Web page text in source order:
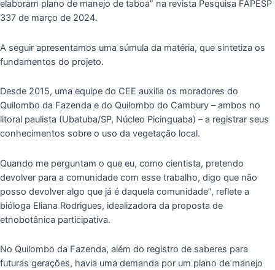
elaboram plano de manejo de taboa” na revista Pesquisa FAPESP
337 de março de 2024.
A seguir apresentamos uma súmula da matéria, que sintetiza os
fundamentos do projeto.
Desde 2015, uma equipe do CEE auxilia os moradores do
Quilombo da Fazenda e do Quilombo do Cambury – ambos no
litoral paulista (Ubatuba/SP, Núcleo Picinguaba) – a registrar seus
conhecimentos sobre o uso da vegetação local.
Quando me perguntam o que eu, como cientista, pretendo
devolver para a comunidade com esse trabalho, digo que não
posso devolver algo que já é daquela comunidade”, reflete a
bióloga Eliana Rodrigues, idealizadora da proposta de
etnobotânica participativa.
No Quilombo da Fazenda, além do registro de saberes para
futuras gerações, havia uma demanda por um plano de manejo